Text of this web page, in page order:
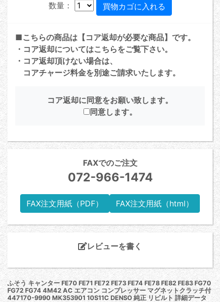
数量：
■こちらの商品は【コア返却が必要な商品】です。
・コア返却についてはこちらをご覧下さい。
・コア返却頂けない場合は、
コアチャージ料金を別途ご請求いたします。
コア返却に同意をお願い致します。
同意します。
FAXでのご注文
072-966-1474
FAX注文用紙（PDF） FAX注文用紙（html）
レビューを書く
ふそう キャンター FE70 FE71 FE72 FE73 FE74 FE78 FE82 FE83 FG70
FG72 FG74 4M42 AC エアコン コンプレッサー マグネットクラッチ付
447170-9990 MK353901 10S11C DENSO 純正 リビルト 詳細データ